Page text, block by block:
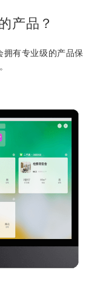
产品？
拥有专业级的产品保